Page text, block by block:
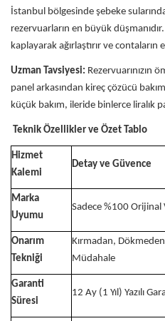
İstanbul bölgesinde şebeke
rezervuarların en büyük
kaplayarak ağırlaştırır ve
Uzman Tavsiyesi: Rezervuarınızın
panel arkasından kireç çözücü
küçük bakım, ileride binlerce liralık
Teknik Özellikler ve Özet Tablo
Hizmet
Kalemi
Detay ve Güvence
Marka
Uyumu
Sadece %100 Orijinal
Onarım
Tekniği
Kırmadan,
Müdahale
Garanti
Süresi
12 Ay (1 Yıl) Yazılı